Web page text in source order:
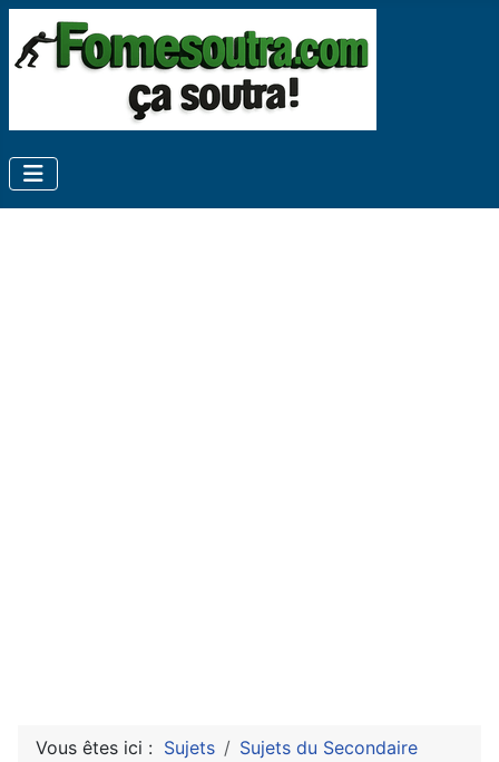
Vous êtes ici : Sujets
Sujets du Secondaire